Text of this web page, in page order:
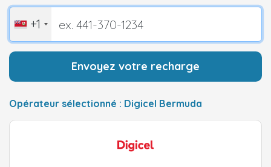
+1
Envoyez votre recharge
Opérateur sélectionné : Digicel Bermuda